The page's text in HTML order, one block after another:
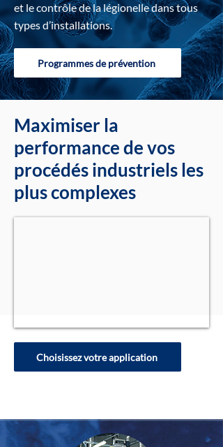
et le contrôle de la légionelle dans tous
types d’installations.
Programmes de prévention
Maximiser la
performance de vos
procédés industriels les
plus complexes
Choisissez votre application